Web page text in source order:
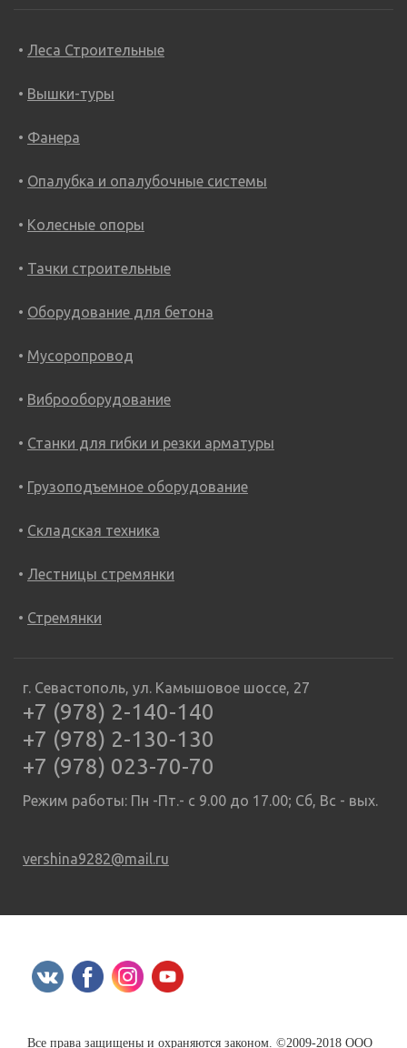
Леса Строительные
Вышки-туры
Фанера
Опалубка и опалубочные системы
Колесные опоры
Тачки строительные
Оборудование для бетона
Мусоропровод
Виброоборудование
Станки для гибки и резки арматуры
Грузоподъемное оборудование
Складская техника
Лестницы стремянки
Стремянки
г. Севастополь, ул. Камышовое шоссе, 27
+7 (978) 2-140-140
+7 (978) 2-130-130
+7 (978) 023-70-70
Режим работы: Пн -Пт.- с 9.00 до 17.00; Сб, Вс - вых.
vershina9282@mail.ru
Все права защищены и охраняются законом. ©2009-2018 ООО